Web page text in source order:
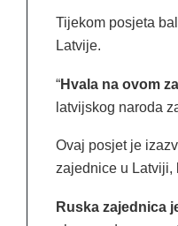
Tijekom posjeta
Latvije.
“Hvala na ovom
latvijskog naroda
Ovaj posjet je
zajednice u Latviji,
Ruska zajednica